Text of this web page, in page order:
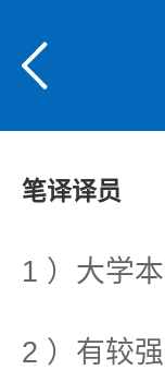
笔译译员
1 ）大学
2 ）有较